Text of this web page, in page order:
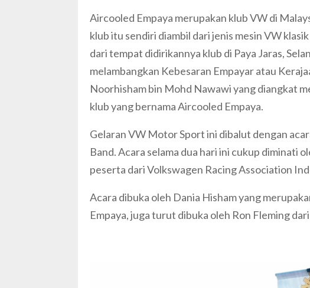
Aircooled Empaya merupakan klub VW di
klub itu sendiri diambil dari jenis mesin VW
dari tempat didirikannya klub di Paya Jaras,
melambangkan Kebesaran Empayar atau
Noorhisham bin Mohd Nawawi yang diangkat
klub yang bernama Aircooled Empaya.
Gelaran VW Motor Sport ini dibalut dengan
Band. Acara selama dua hari ini cukup diminati
peserta dari Volkswagen Racing Association
Acara dibuka oleh Dania Hisham yang
Empaya, juga turut dibuka oleh Ron Fleming dari